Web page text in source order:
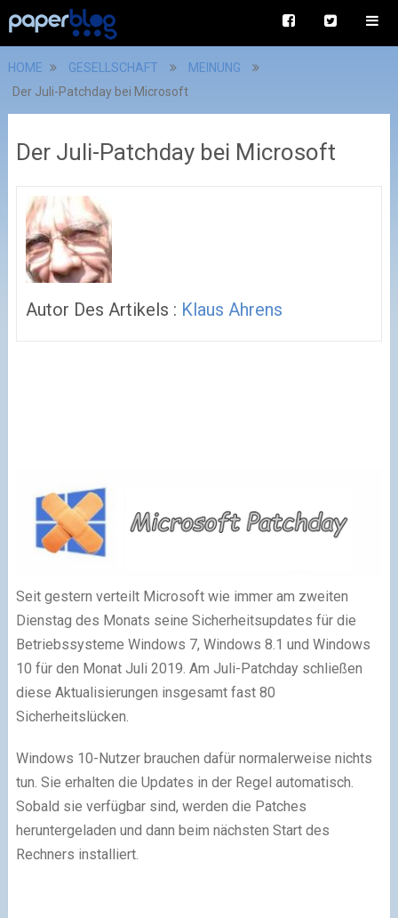
HOME GESELLSCHAFT
MEINUNG
Der Juli-Patchday bei Microsoft
Der Juli-Patchday bei Microsoft
Autor Des Artikels : Klaus Ahrens
Seit gestern verteilt Microsoft wie immer am zweiten
Dienstag des Monats seine Sicherheitsupdates für die
Betriebssysteme Windows 7, Windows 8.1 und Windows
10 für den Monat Juli 2019. Am Juli-Patchday schließen
diese Aktualisierungen insgesamt fast 80
Sicherheitslücken.
Windows 10-Nutzer brauchen dafür normalerweise nichts
tun. Sie erhalten die Updates in der Regel automatisch.
Sobald sie verfügbar sind, werden die Patches
heruntergeladen und dann beim nächsten Start des
Rechners installiert.